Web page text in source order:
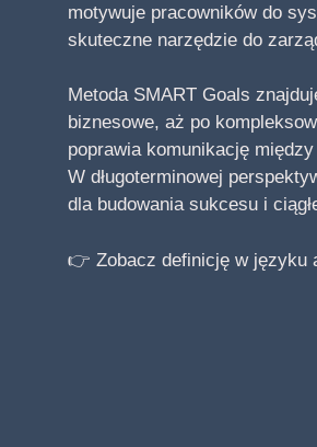
motywuje pracowników do
skuteczne narzędzie do
Metoda SMART Goals
biznesowe, aż po
poprawia komunikację
W długoterminowej
dla budowania sukcesu i
👉 Zobacz definicję w języku